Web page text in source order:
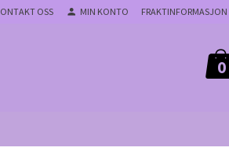
OSS MIN KONTO FRAKTINFORMASJON
0